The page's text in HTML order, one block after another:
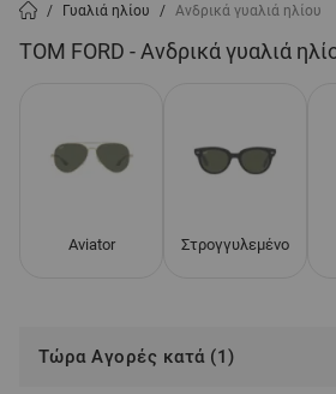
/ Γυαλιά ηλίου / Ανδρικά γυαλιά ηλίου
TOM FORD - Ανδρικά γυαλιά
Aviator Στρογγυλεμένο
Τώρα Αγορές κατά (1)